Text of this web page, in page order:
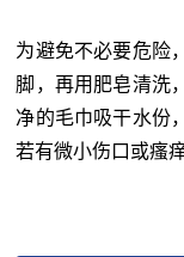
为避免不必要危险
脚，再用肥皂清洗
净的毛巾吸干水份
若有微小伤口或瘙